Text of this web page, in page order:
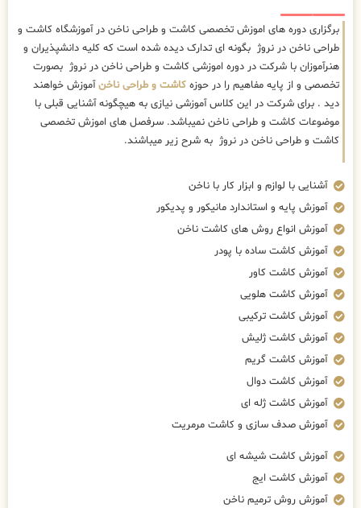
برگزاری دوره های اموزش تخصصی کاشت و طراحی ناخن در آموزشگاه کاشت و
طراحی ناخن در نروژ بگونه ای تدارک دیده شده است که کلیه دانشپذیران و
هنرآموزان با شرکت در دوره اموزشی کاشت و طراحی ناخن در نروژ بصورت
تخصصی و از پایه مفاهیم را در حوزه کاشت و طراحی ناخنآموزش خواهند
دید . برای شرکت در این کلاس آموزشی نیازی به هیچگونه آشنایی قبلی با
موضوعات کاشت و طراحی ناخن نمیباشد. سرفصل های اموزش تخصصی
کاشت و طراحی ناخن در نروژ به شرح زیر میباشند.
آشنایی با لوازم و ابزار کار با ناخن
آموزش پایه و استاندارد مانیکور و پدیکور
آموزش انواع روش های کاشت ناخن
آموزش کاشت ساده با پودر
آموزش کاشت کاور
آموزش کاشت هلویی
آموزش کاشت ترکیبی
آموزش کاشت ژلیش
آموزش کاشت گریم
آموزش کاشت دوال
آموزش کاشت ژله ای
آموزش صدف سازی و کاشت مرمریت
آموزش کاشت شیشه ای
آموزش کاشت ایج
آموزش روش ترمیم ناخن